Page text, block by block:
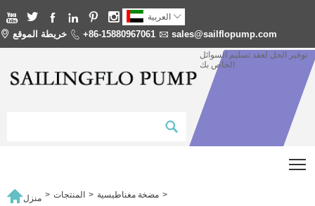
      العربية 
 خريطة الموقع  +86-15880967061  sales@sailflopump.com
توفير الحل لعقد تسليم السوائل
الخاص بك
منزل > المنتجات > مضخة مغناطيسية >